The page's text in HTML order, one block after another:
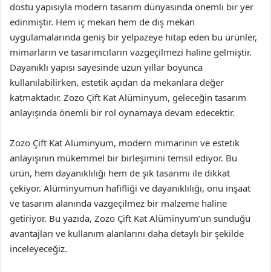
dostu yapısıyla modern tasarım dünyasında önemli bir yer
edinmiştir. Hem iç mekan hem de dış mekan
uygulamalarında geniş bir yelpazeye hitap eden bu ürünler,
mimarların ve tasarımcıların vazgeçilmezi haline gelmiştir.
Dayanıklı yapısı sayesinde uzun yıllar boyunca
kullanılabilirken, estetik açıdan da mekanlara değer
katmaktadır. Zozo Çift Kat Alüminyum, geleceğin tasarım
anlayışında önemli bir rol oynamaya devam edecektir.
Zozo Çift Kat Alüminyum, modern mimarinin ve estetik
anlayışının mükemmel bir birleşimini temsil ediyor. Bu
ürün, hem dayanıklılığı hem de şık tasarımı ile dikkat
çekiyor. Alüminyumun hafifliği ve dayanıklılığı, onu inşaat
ve tasarım alanında vazgeçilmez bir malzeme haline
getiriyor. Bu yazıda, Zozo Çift Kat Alüminyum’un sunduğu
avantajları ve kullanım alanlarını daha detaylı bir şekilde
inceleyeceğiz.